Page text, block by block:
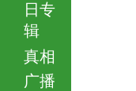
日专
辑
真相
广播